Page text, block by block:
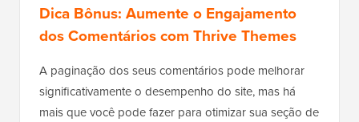
Dica Bônus: Aumente o Engajamento
dos Comentários com Thrive Themes
A paginação dos seus comentários pode melhorar
significativamente o desempenho do site, mas há
mais que você pode fazer para otimizar sua seção de